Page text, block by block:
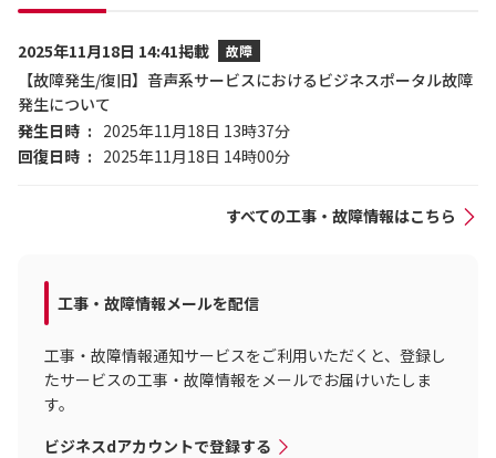
2025年11月18日 14:41掲載 故障
【故障発生/復旧】音声系サービスにおけるビジネスポータル故障
発生について
発生日時
2025年11月18日 13時37分
回復日時
2025年11月18日 14時00分
すべての工事・故障情報はこちら
工事・故障情報メールを配信
工事・故障情報通知サービスをご利用いただくと、登録し
たサービスの工事・故障情報をメールでお届けいたしま
す。
ビジネスdアカウントで登録する